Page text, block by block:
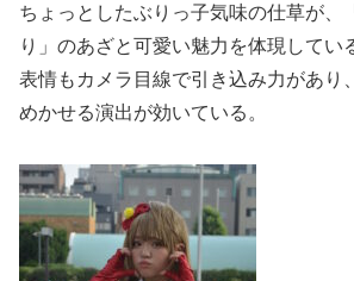
ちょっとしたぶりっ子気味の仕草が、
り」のあざと可愛い魅力を体現してい
表情もカメラ目線で引き込み力があり
めかせる演出が効いている。